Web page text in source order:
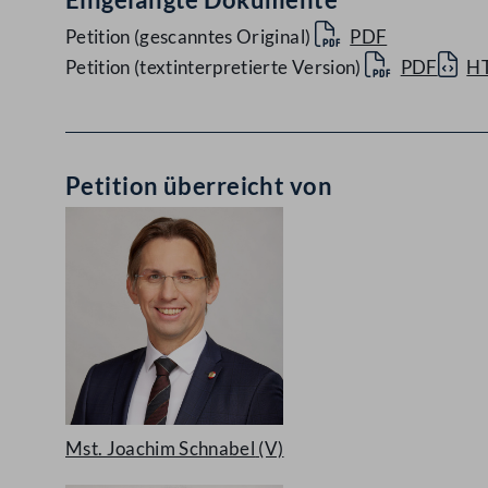
Petition (gescanntes Original)
PDF
Petition (textinterpretierte Version)
PDF
Petition überreicht von
Mst. Joachim Schnabel (V)